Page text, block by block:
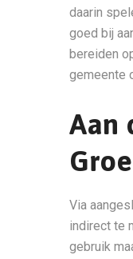
daarin
goed bij
bereiden
gemeente
Aan
Via
indirect te
gebruik